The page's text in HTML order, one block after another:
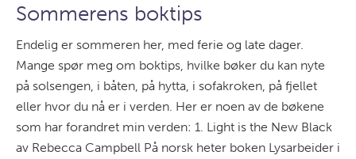
Sommerens boktips
Endelig er sommeren her, med ferie og late dager.
Mange spør meg om boktips, hvilke bøker du kan nyte
på solsengen, i båten, på hytta, i sofakroken, på fjellet
eller hvor du nå er i verden. Her er noen av de bøkene
som har forandret min verden: 1. Light is the New Black
av Rebecca Campbell På norsk heter boken Lysarbeider i